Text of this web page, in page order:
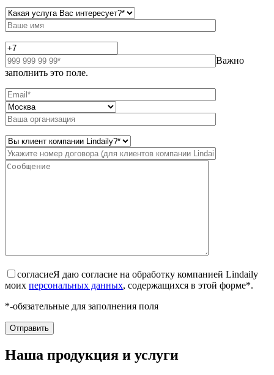
Важно
заполнить это поле.
согласиеЯ даю согласие на обработку компанией Lindaily
моих персональных данных, содержащихся в этой форме*.
*-обязательные для заполнения поля
Наша продукция и услуги